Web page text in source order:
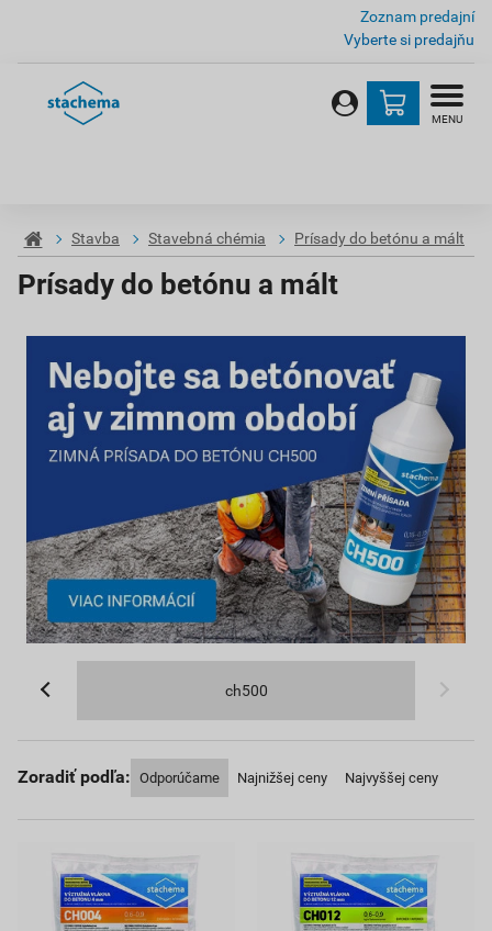
Zoznam predajní
Vyberte si predajňu
MENU
Stavba Stavebná chémia Prísady do betónu a mált
Prísady do betónu a mált
ch500
Zoradiť podľa: Odporúčame Najnižšej ceny Najvyššej ceny